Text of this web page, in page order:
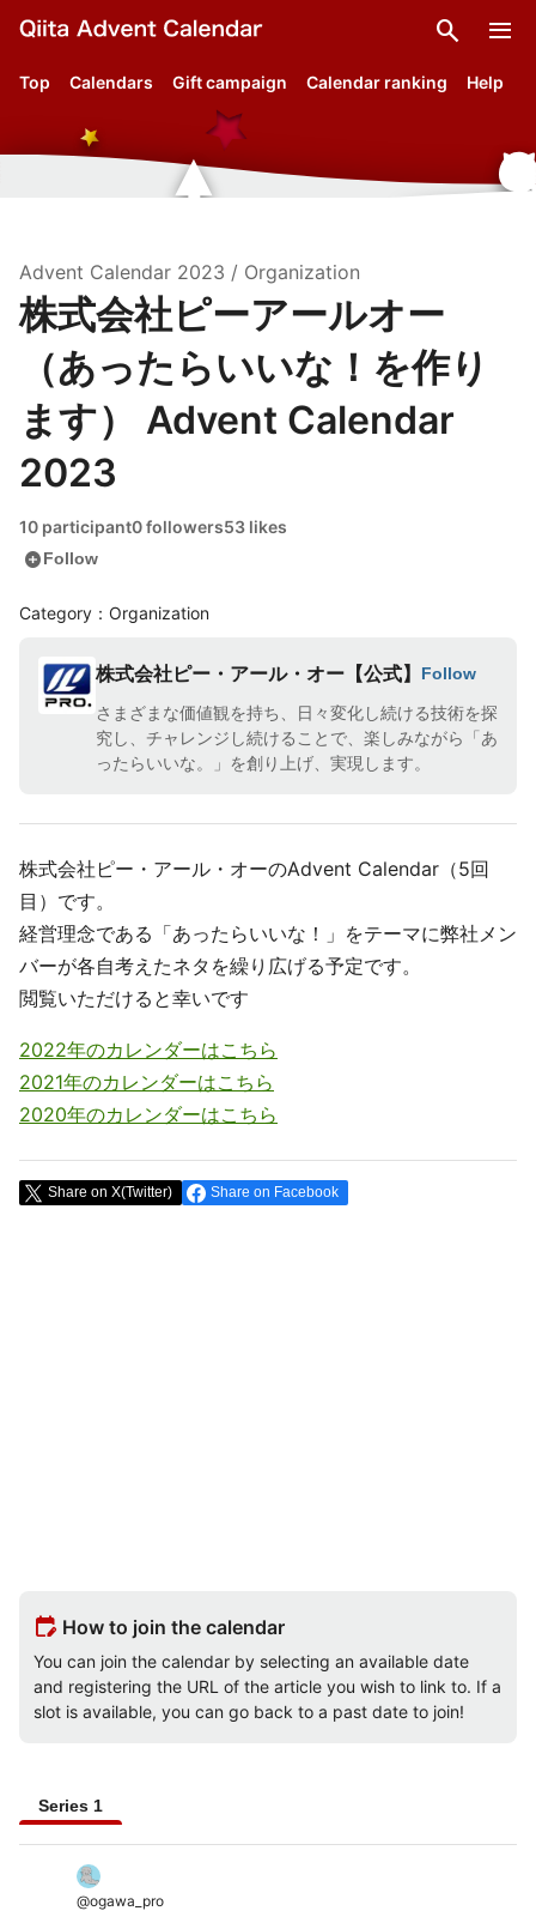
search menu
Top Calendars Gift campaign Calendar ranking Help
Advent Calendar 2023 / Organization
株式会社ピーアールオー
（あったらいいな！を作り
ます） Advent Calendar
2023
10 participant0 followers53 likes
add_circleFollow
Category：Organization
株式会社ピー・アール・オー【公式】 Follow
さまざまな価値観を持ち、日々変化し続ける技術を探
究し、チャレンジし続けることで、楽しみながら「あ
ったらいいな。」を創り上げ、実現します。
株式会社ピー・アール・オーのAdvent Calendar（5回
目）です。
経営理念である「あったらいいな！」をテーマに弊社メン
バーが各自考えたネタを繰り広げる予定です。
閲覧いただけると幸いです
2022年のカレンダーはこちら
2021年のカレンダーはこちら
2020年のカレンダーはこちら
Share on X(Twitter) Share on Facebook
edit_calendar How to join the calendar
You can join the calendar by selecting an available date
and registering the URL of the article you wish to link to. If a
slot is available, you can go back to a past date to join!
Series 1
@ogawa_pro